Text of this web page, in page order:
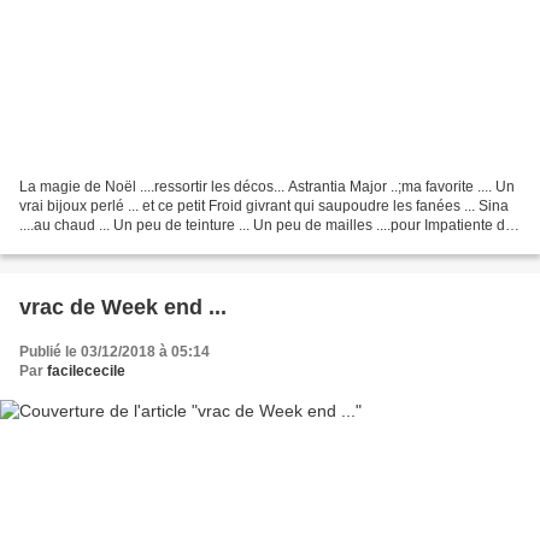
La magie de Noël ....ressortir les décos... Astrantia Major ..;ma favorite .... Un
vrai bijoux perlé ... et ce petit Froid givrant qui saupoudre les fanées ... Sina
....au chaud ... Un peu de teinture ... Un peu de mailles ....pour Impatiente de
vrac de Week end ...
Publié le 03/12/2018 à 05:14
Par facilececile